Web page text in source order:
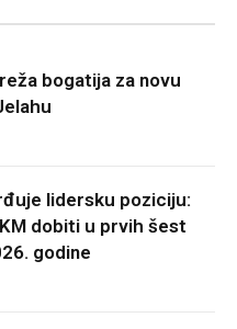
bogatija za novu
lidersku poziciju:
dobiti u prvih šest
godine